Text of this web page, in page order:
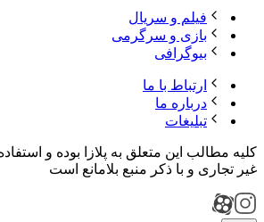
فیلم و سریال
بازی و سرگرمی
بیوگرافی
ارتباط با ما
درباره ما
تبلیغات
کلیه مطالب این متعلق به پلازا بوده و
غیر تجاری و با ذکر منبع بلامانع است